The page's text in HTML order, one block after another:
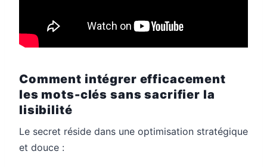
Comment intégrer efficacement
les mots-clés sans sacrifier la
lisibilité
Le secret réside dans une optimisation stratégique
et douce :